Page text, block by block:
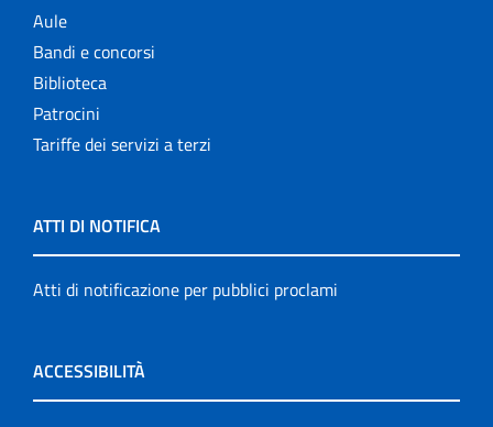
Aule
Bandi e concorsi
Biblioteca
Patrocini
Tariffe dei servizi a terzi
ATTI DI NOTIFICA
Atti di notificazione per pubblici proclami
ACCESSIBILITÀ